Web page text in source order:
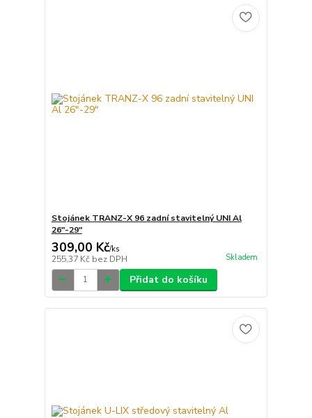
Stojánek TRANZ-X 96 zadní stavitelný UNI Al
26"-29"
309,00 Kč/ks
255,37 Kč bez DPH Skladem
Přidat do košíku